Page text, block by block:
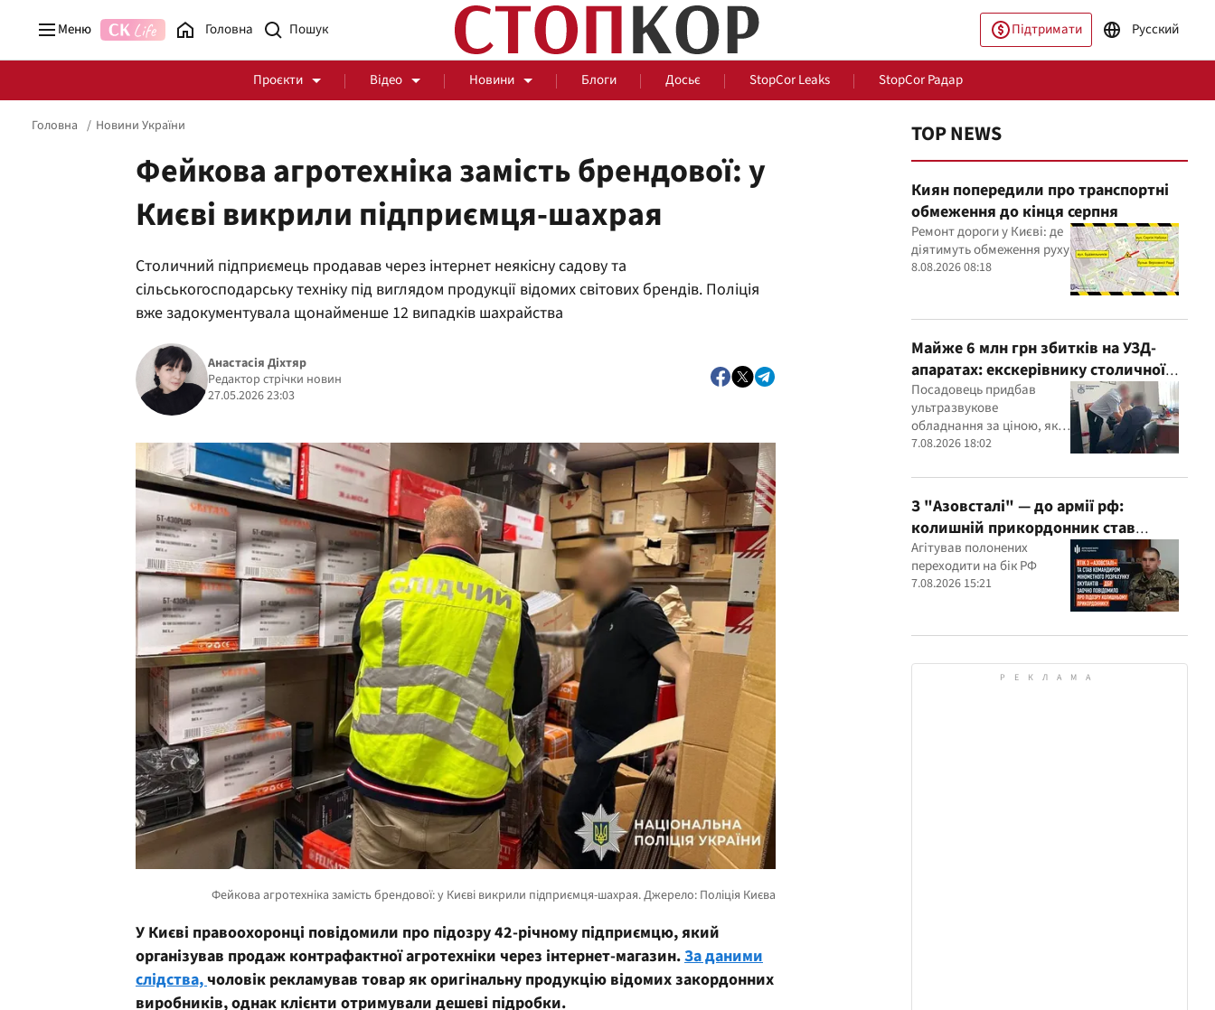
Меню Головна Підтримати Русский
Проєкти Відео Новини Блоги Досьє StopCor Leaks StopCor Радар
Стоп Політичній Корупції Чесні закупівлі За парканом
Здоров'я Події
Головна Новини України
Фейкова агротехніка замість брендової: у
Києві викрили підприємця-шахрая
Столичний підприємець продавав через інтернет неякісну садову та
сільськогосподарську техніку під виглядом продукції відомих світових брендів. Поліція
вже задокументувала щонайменше 12 випадків шахрайства
Анастасія Діхтяр
Редактор стрічки новин
27.05.2026 23:03
У Києві правоохоронці повідомили про підозру 42-річному підприємцю, який
організував продаж контрафактної агротехніки через інтернет-магазин.За даними
слідства,чоловік рекламував товар як оригінальну продукцію відомих закордонних
виробників, однак клієнти отримували дешеві підробки.
TOP NEWS
Киян попередили про транспортні
обмеження до кінця серпня
Ремонт дороги у Києві: де
діятимуть обмеження руху
8.08.2026 08:18
Майже 6 млн грн збитків на УЗД-
апаратах: екскерівнику столичної
лікарні оголосили підозру
Посадовець придбав
ультразвукове
обладнання за ціною, яка,
як встановили експерти,
ринкову
7.08.2026 18:02
З "Азовсталі" — до армії рф:
колишній прикордонник став
командиром мінометного
розрахунку окупантів
Агітував полонених
переходити на бік РФ
7.08.2026 15:21